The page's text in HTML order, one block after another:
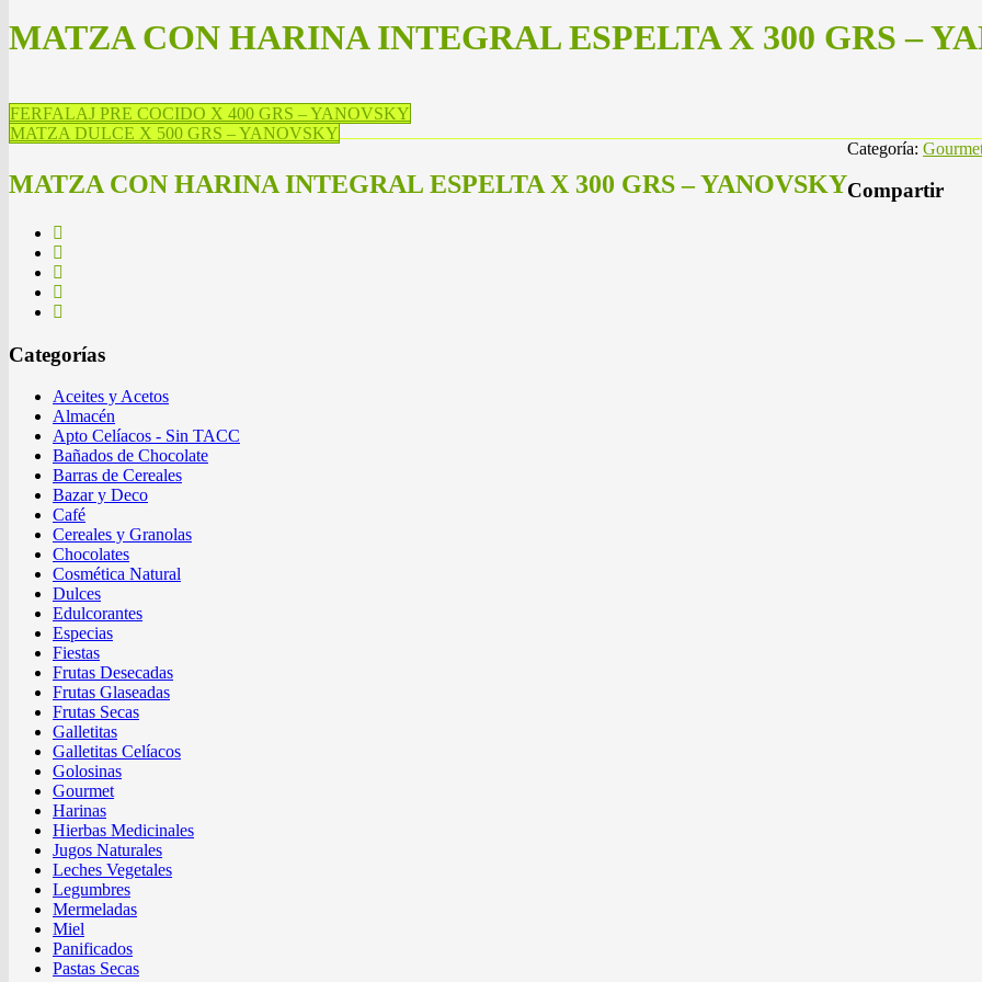
MATZA CON HARINA INTEGRAL ESPELTA X 300 GRS –
FERFALAJ PRE COCIDO X 400 GRS – YANOVSKY
MATZA DULCE X 500 GRS – YANOVSKY
MATZA CON HARINA INTEGRAL ESPELTA X 300 GRS – YANOVSKY
Categoría:
Compartir
Categorías
Aceites y Acetos
Almacén
Apto Celíacos - Sin TACC
Bañados de Chocolate
Barras de Cereales
Bazar y Deco
Café
Cereales y Granolas
Chocolates
Cosmética Natural
Dulces
Edulcorantes
Especias
Fiestas
Frutas Desecadas
Frutas Glaseadas
Frutas Secas
Galletitas
Galletitas Celíacos
Golosinas
Gourmet
Harinas
Hierbas Medicinales
Jugos Naturales
Leches Vegetales
Legumbres
Mermeladas
Miel
Panificados
Pastas Secas